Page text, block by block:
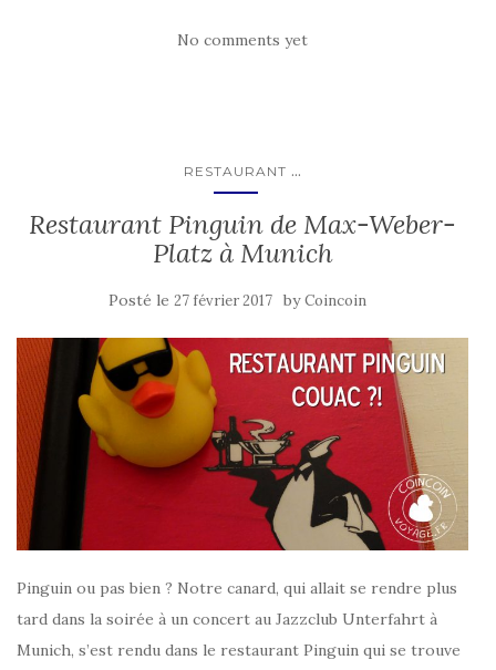
No comments yet
RESTAURANT ...
Restaurant Pinguin de Max-Weber-
Platz à Munich
Posté le 27 février 2017 byCoincoin
Pinguin ou pas bien ? Notre canard, qui allait se rendre plus
tard dans la soirée à un concert au Jazzclub Unterfahrt à
Munich, s’est rendu dans le restaurant Pinguin qui se trouve